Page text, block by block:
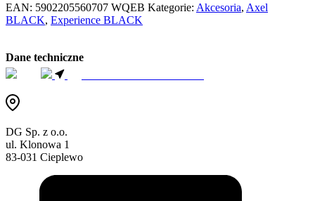
EAN: 5902205560707 WQEB Kategorie: Akcesoria, Axel
BLACK, Experience BLACK
Dane techniczne
DG Sp. z o.o.
ul. Klonowa 1
83-031 Cieplewo